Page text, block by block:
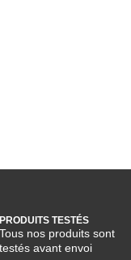
PRODUITS TESTÉS
Tous nos produits sont
testés avant envoi